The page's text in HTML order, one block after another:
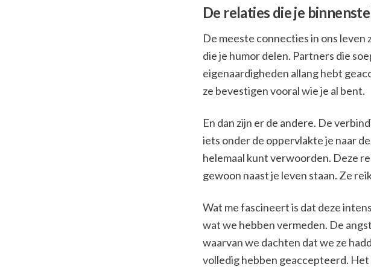
De relaties die je
De meeste connecties in ons
die je humor delen. Partners die
eigenaardigheden allang hebt
ze bevestigen vooral wie je al bent.
En dan zijn er de andere. De
iets onder de oppervlakte je naar
helemaal kunt verwoorden. Deze
gewoon naast je leven staan. Ze
Wat me fascineert is dat deze
wat we hebben vermeden. De
waarvan we dachten dat we ze
volledig hebben geaccepteerd. Het